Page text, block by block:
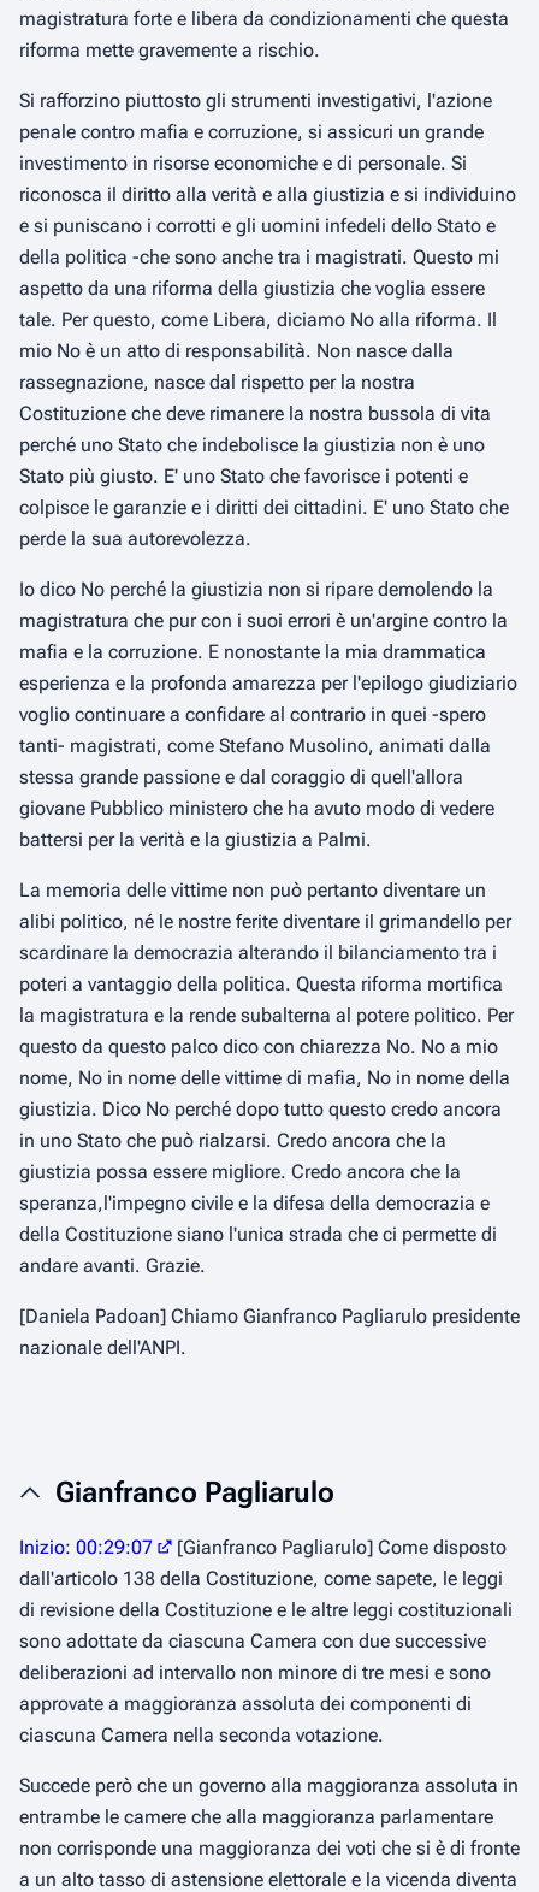
magistratura forte e libera da condizionamenti che questa
riforma mette gravemente a rischio.
Si rafforzino piuttosto gli strumenti investigativi, l'azione
penale contro mafia e corruzione, si assicuri un grande
investimento in risorse economiche e di personale. Si
riconosca il diritto alla verità e alla giustizia e si individuino
e si puniscano i corrotti e gli uomini infedeli dello Stato e
della politica -che sono anche tra i magistrati. Questo mi
aspetto da una riforma della giustizia che voglia essere
tale. Per questo, come Libera, diciamo No alla riforma. Il
mio No è un atto di responsabilità. Non nasce dalla
rassegnazione, nasce dal rispetto per la nostra
Costituzione che deve rimanere la nostra bussola di vita
perché uno Stato che indebolisce la giustizia non è uno
Stato più giusto. E' uno Stato che favorisce i potenti e
colpisce le garanzie e i diritti dei cittadini. E' uno Stato che
perde la sua autorevolezza.
Io dico No perché la giustizia non si ripare demolendo la
magistratura che pur con i suoi errori è un'argine contro la
mafia e la corruzione. E nonostante la mia drammatica
esperienza e la profonda amarezza per l'epilogo giudiziario
voglio continuare a confidare al contrario in quei -spero
tanti- magistrati, come Stefano Musolino, animati dalla
stessa grande passione e dal coraggio di quell'allora
giovane Pubblico ministero che ha avuto modo di vedere
battersi per la verità e la giustizia a Palmi.
La memoria delle vittime non può pertanto diventare un
alibi politico, né le nostre ferite diventare il grimandello per
scardinare la democrazia alterando il bilanciamento tra i
poteri a vantaggio della politica. Questa riforma mortifica
la magistratura e la rende subalterna al potere politico. Per
questo da questo palco dico con chiarezza No. No a mio
nome, No in nome delle vittime di mafia, No in nome della
giustizia. Dico No perché dopo tutto questo credo ancora
in uno Stato che può rialzarsi. Credo ancora che la
giustizia possa essere migliore. Credo ancora che la
speranza,l'impegno civile e la difesa della democrazia e
della Costituzione siano l'unica strada che ci permette di
andare avanti. Grazie.
[Daniela Padoan] Chiamo Gianfranco Pagliarulo presidente
nazionale dell'ANPI.
Gianfranco Pagliarulo
Inizio: 00:29:07
[Gianfranco Pagliarulo] Come disposto
dall'articolo 138 della Costituzione, come sapete, le leggi
di revisione della Costituzione e le altre leggi costituzionali
sono adottate da ciascuna Camera con due successive
deliberazioni ad intervallo non minore di tre mesi e sono
approvate a maggioranza assoluta dei componenti di
ciascuna Camera nella seconda votazione.
Succede però che un governo alla maggioranza assoluta in
entrambe le camere che alla maggioranza parlamentare
non corrisponde una maggioranza dei voti che si è di fronte
a un alto tasso di astensione elettorale e la vicenda diventa